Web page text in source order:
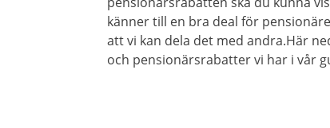
känner till en bra deal för
att vi kan dela det med andra.Här
och pensionärsrabatter vi har i vår